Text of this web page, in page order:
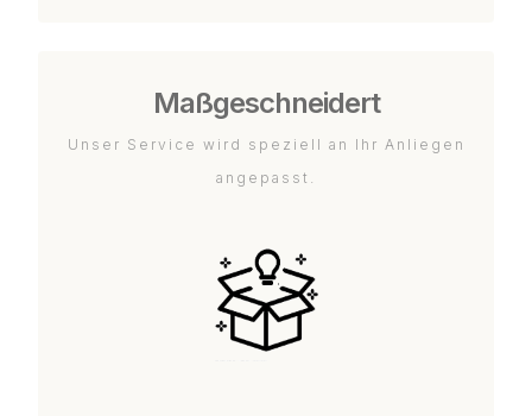
Maßgeschneidert
Unser Service wird speziell an Ihr Anliegen
angepasst.